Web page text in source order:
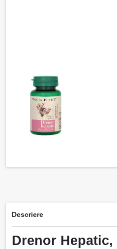
Descriere
Drenor